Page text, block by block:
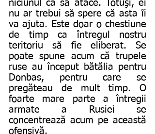
niciunul ca să atace. Totuşi, ei
nu ar trebui să spere că asta îi
va ajuta. Este doar o chestiune
de timp ca întregul nostru
teritoriu să fie eliberat. Se
poate spune acum că trupele
ruse au început bătălia pentru
Donbas, pentru care se
pregăteau de mult timp. O
foarte mare parte a întregii
armate a Rusiei se
concentrează acum pe această
ofensivă.